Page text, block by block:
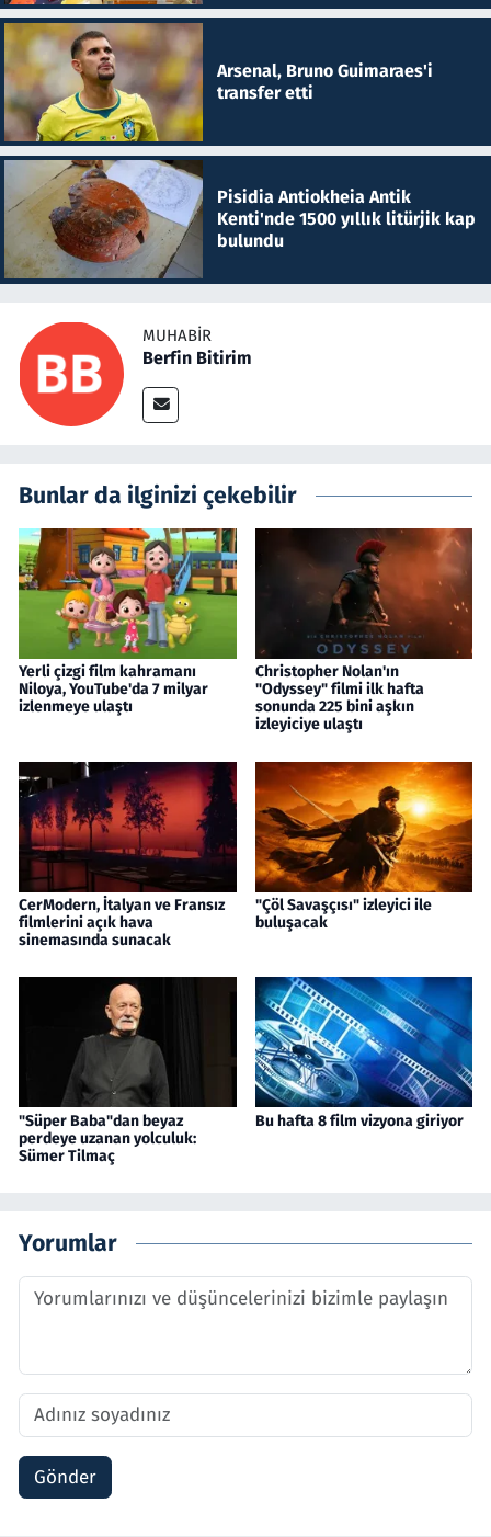
Arsenal, Bruno Guimaraes'i
transfer etti
Pisidia Antiokheia Antik
Kenti'nde 1500 yıllık litürjik kap
bulundu
MUHABIR
Berfin Bitirim
Bunlar da ilginizi çekebilir
Yerli çizgi film kahramanı
Niloya, YouTube'da 7 milyar
izlenmeye ulaştı
Christopher Nolan'ın
"Odyssey" filmi ilk hafta
sonunda 225 bini aşkın
izleyiciye ulaştı
CerModern, İtalyan ve Fransız
filmlerini açık hava
sinemasında sunacak
"Çöl Savaşçısı" izleyici ile
buluşacak
"Süper Baba"dan beyaz
perdeye uzanan yolculuk:
Sümer Tilmaç
Bu hafta 8 film vizyona giriyor
Yorumlar
Gönder